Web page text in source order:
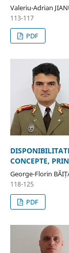
Valeriu-Adrian
113-117
PDF
CONCEPTE,
George-Florin
118-125
PDF